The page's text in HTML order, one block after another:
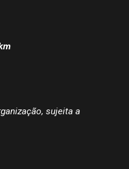
sujeita a